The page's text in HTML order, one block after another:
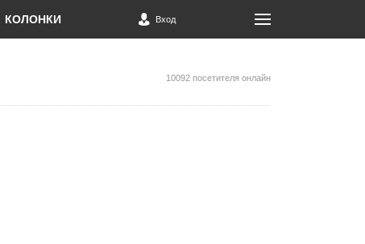
КОЛОНКИ Вход
10092 посетителя онлайн